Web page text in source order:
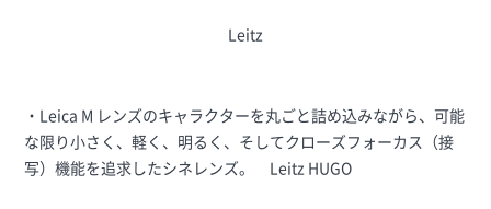
Leitz
・Leica M レンズのキャラクターを丸ごと詰め込みながら、可能
な限り小さく、軽く、明るく、そしてクローズフォーカス（接
写）機能を追求したシネレンズ。 Leitz HUGO